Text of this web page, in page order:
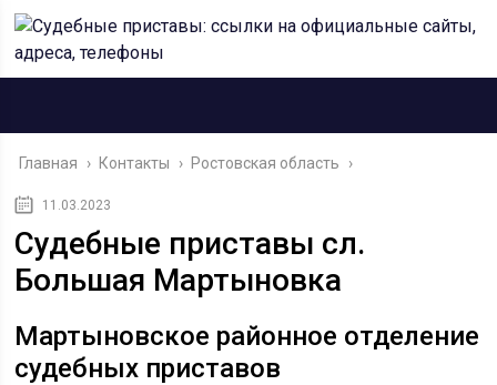
Главная › Контакты › Ростовская область ›
11.03.2023
Судебные приставы сл.
Большая Мартыновка
Мартыновское районное отделение
судебных приставов